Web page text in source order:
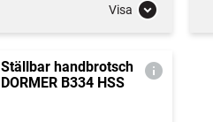
Visa
Ställbar handbrotsch
DORMER B334 HSS